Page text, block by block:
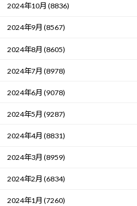
2024年10月 (8836)
2024年9月 (8567)
2024年8月 (8605)
2024年7月 (8978)
2024年6月 (9078)
2024年5月 (9287)
2024年4月 (8831)
2024年3月 (8959)
2024年2月 (6834)
2024年1月 (7260)